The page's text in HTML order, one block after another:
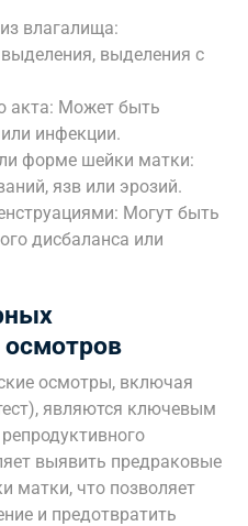
влагалища:
выделения с
акта: Может быть
инфекции.
форме шейки матки:
язв или эрозий.
Могут быть
дисбаланса или
осмотров
осмотры, включая
являются ключевым
выявить предраковые
матки, что позволяет
и предотвратить